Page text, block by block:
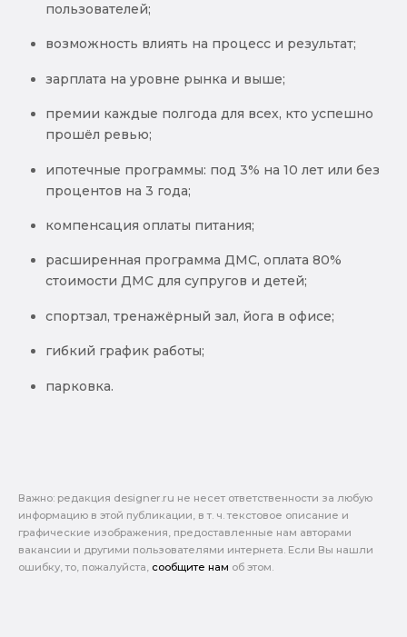
пользователей;
возможность влиять на процесс и результат;
зарплата на уровне рынка и выше;
премии каждые полгода для всех, кто успешно
прошёл ревью;
ипотечные программы: под 3% на 10 лет или без
процентов на 3 года;
компенсация оплаты питания;
расширенная программа ДМС, оплата 80%
стоимости ДМС для супругов и детей;
спортзал, тренажёрный зал, йога в офисе;
гибкий график работы;
парковка.
Важно: pедакция designer.ru не несет ответственности за любую
информацию в этой публикации, в т. ч. текстовое описание и
графические изображения, предоставленные нам авторами
вакансии и другими пользователями интернета. Если Вы нашли
ошибку, то, пожалуйста, сообщите нам об этом.